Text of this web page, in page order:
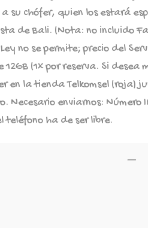
su chófer, quien los estará
de Bali. (Nota: no incluido
no se permite; precio del
(1x por reserva. Si desea
en la tienda Telkomsel (roja)
Necesario enviarnos:
teléfono ha de ser libre.
—